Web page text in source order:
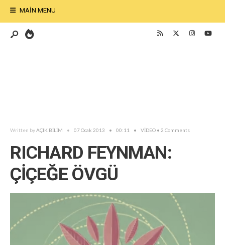
MAIN MENU
Written byAÇIK BİLİM • 07 Ocak 2013 • 00:11 • VİDEO • 2 Comments
RICHARD FEYNMAN:
ÇİÇEĞE ÖVGÜ